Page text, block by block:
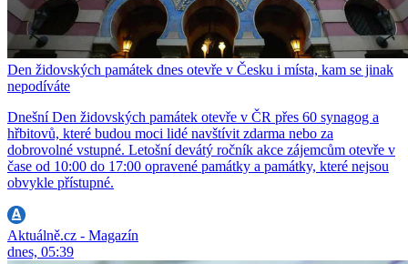
Den židovských památek dnes otevře v Česku i místa, kam se jinak
nepodíváte
Dnešní Den židovských památek otevře v ČR přes 60 synagog a
hřbitovů, které budou moci lidé navštívit zdarma nebo za
dobrovolné vstupné. Letošní devátý ročník akce zájemcům otevře v
čase od 10:00 do 17:00 opravené památky a památky, které nejsou
obvykle přístupné.
Aktuálně.cz - Magazín
dnes, 05:39